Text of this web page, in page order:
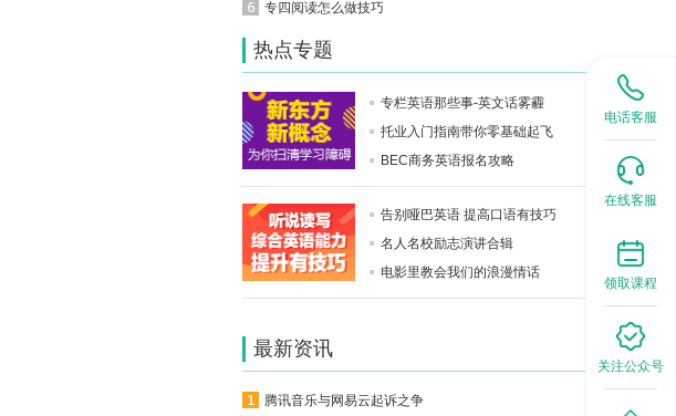
专四阅读怎么做技巧
热点专题
专栏英语那些事-英文话雾霾
托业入门指南带你零基础起飞
BEC商务英语报名攻略
告别哑巴英语 提高口语有技巧
名人名校励志演讲合辑
电影里教会我们的浪漫情话
最新资讯
腾讯音乐与网易云起诉之争
电话客服
在线客服
领取课程
关注公众号